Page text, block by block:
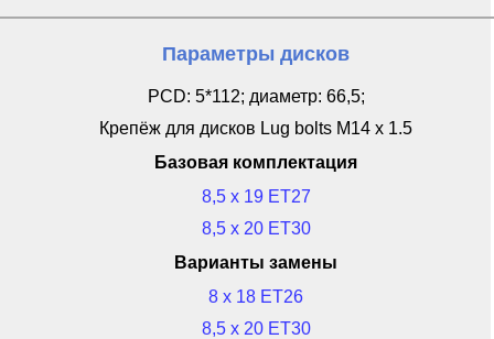
Параметры дисков
PCD: 5*112; диаметр: 66,5;
Крепёж для дисков Lug bolts M14 x 1.5
Базовая комплектация
8,5 x 19 ET27
8,5 x 20 ET30
Варианты замены
8 x 18 ET26
8,5 x 20 ET30